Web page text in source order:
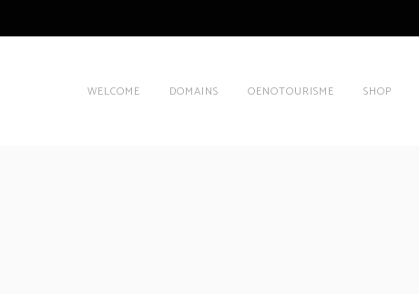
WELCOME DOMAINS OENOTOURISME SHOP